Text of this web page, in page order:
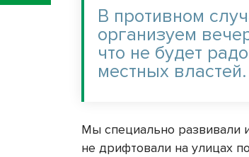
В противном
организуем
что не будет
местных властей.
Мы специально развивали
не дрифтовали на улицах